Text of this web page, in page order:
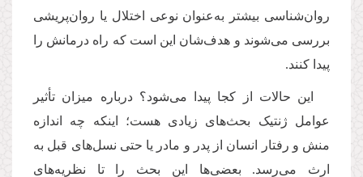
روان‌شناسی بیشتر به‌عنوان نوعی اختلال یا روان‌پریشی
بررسی می‌شوند و هدف‌شان این است که راه درمانش را
پیدا کنند.
این حالات از کجا پیدا می‌شود؟ درباره میزان تأثیر
عوامل ژنتیک بحث‌های زیادی هست؛ اینکه چه اندازه
منش و رفتار انسان از پدر و مادر یا حتی نسل‌های قبل به
ارث می‌رسد. بعضی‌ها این بحث را تا نظریه‌های